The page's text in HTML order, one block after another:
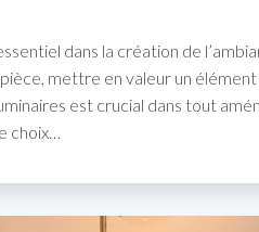
dans la création de
mettre en valeur un
est crucial dans tout
choix…